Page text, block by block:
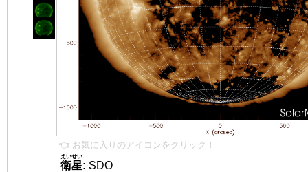
👈 お気に入りのアイコンをクリック！
衛星
えいせい
: SDO